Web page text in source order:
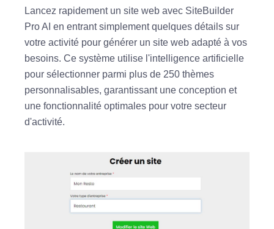
Lancez rapidement un site web avec SiteBuilder
Pro AI en entrant simplement quelques détails sur
votre activité pour générer un site web adapté à vos
besoins. Ce système utilise l'intelligence artificielle
pour sélectionner parmi plus de 250 thèmes
personnalisables, garantissant une conception et
une fonctionnalité optimales pour votre secteur
d'activité.